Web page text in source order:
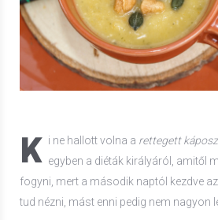
K i ne hallott volna a rettegett
egyben a diéták királyáról, amitől
fogyni, mert a második naptól kezdve
tud nézni, mást enni pedig nem nagyon